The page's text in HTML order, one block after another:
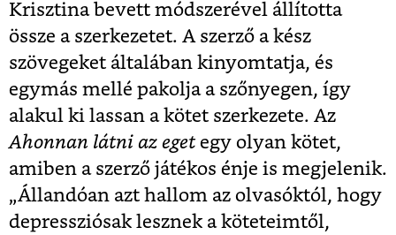
Krisztina bevett módszerével állította
össze a szerkezetet. A szerző a kész
szövegeket általában kinyomtatja, és
egymás mellé pakolja a szőnyegen, így
alakul ki lassan a kötet szerkezete. Az
Ahonnan látni az egetegy olyan kötet,
amiben a szerző játékos énje is megjelenik.
„Állandóan azt hallom az olvasóktól, hogy
depressziósak lesznek a köteteimtől,